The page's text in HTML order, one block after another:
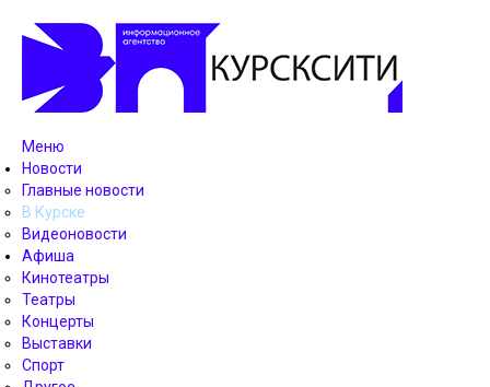
Меню
Новости
Главные новости
В Курске
Видеоновости
Афиша
Кинотеатры
Театры
Концерты
Выставки
Спорт